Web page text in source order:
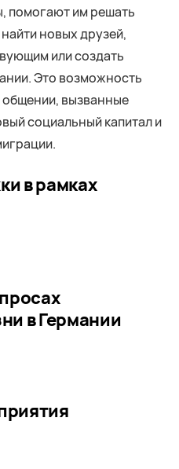
помогают им решать
новых друзей,
или создать
Это возможность
общении, вызванные
социальный капитал и
в рамках
в Германии